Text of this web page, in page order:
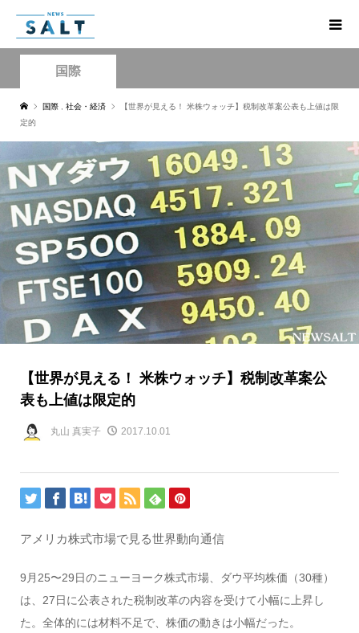
国際
国際 社会・経済
【世界が見える！ 米株ウォッチ】税制改革案公表も上値は限
定的
【世界が見える！ 米株ウォッチ】税制改革案公
表も上値は限定的
丸山 真実子 2017.10.01
アメリカ株式市場で見る世界動向通信
9月25〜29日のニューヨーク株式市場、ダウ平均株価（30種）
は、27日に公表された税制改革の内容を受けて小幅に上昇し
た。全体的には材料不足で、株価の動きは小幅だった。